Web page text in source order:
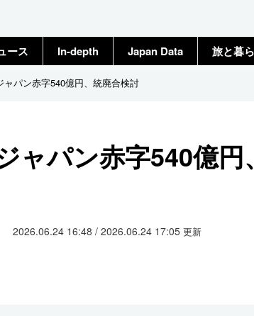
ース
プ
In-depth Japan Data 旅と暮
ャパン赤字540億円、統廃合検討
ャパン赤字540億円
2026.06.24 16:48 / 2026.06.24 17:05 更新